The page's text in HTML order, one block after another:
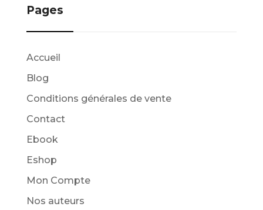
Pages
Accueil
Blog
Conditions générales de vente
Contact
Ebook
Eshop
Mon Compte
Nos auteurs